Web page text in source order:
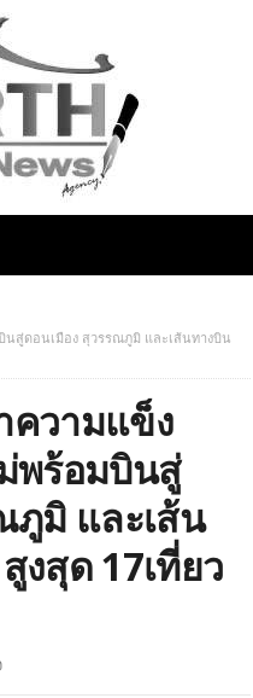
นสู่ดอนเมือง สุวรรณภูมิ และเส้นทางบิน
ความแข็ง
พร้อมบินสู่
ภูมิ และเส้น
งสุด 17เที่ยว